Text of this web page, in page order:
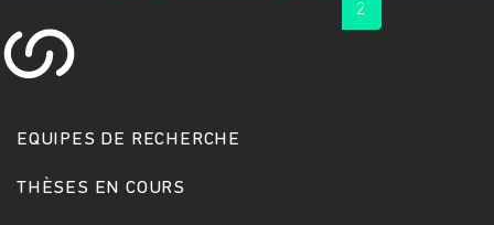
2
EQUIPES DE RECHERCHE
THÈSES EN COURS